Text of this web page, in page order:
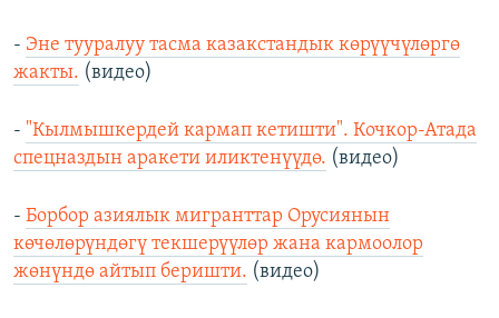
- Эне тууралуу тасма казакстандык көрүүчүлөргө
жакты. (видео)
- "Кылмышкердей кармап кетишти". Кочкор-Атада
спецназдын аракети иликтенүүдө. (видео)
- Борбор азиялык мигранттар Орусиянын
көчөлөрүндөгү текшерүүлөр жана кармоолор
жөнүндө айтып беришти. (видео)